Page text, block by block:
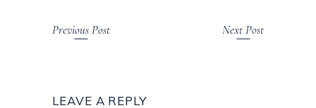
Previous Post Next Post
LEAVE A REPLY